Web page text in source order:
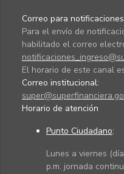
Correo para
Para el envío de
habilitado el correo
El horario de este canal
Correo institucional:
Horario de atención
Punto Ciudadano:
Lunes a viernes
p.m. jornada